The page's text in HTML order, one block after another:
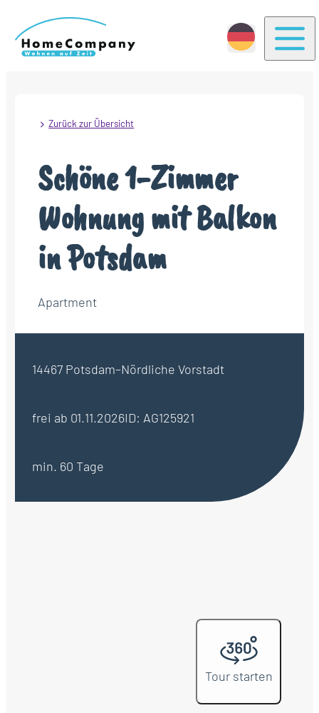
Zurück zur Übersicht
Schöne 1-Zimmer
Wohnung mit Balkon
in Potsdam
Apartment
14467 Potsdam–Nördliche Vorstadt
frei ab 01.11.2026ID: AG125921
min. 60 Tage
Tour starten